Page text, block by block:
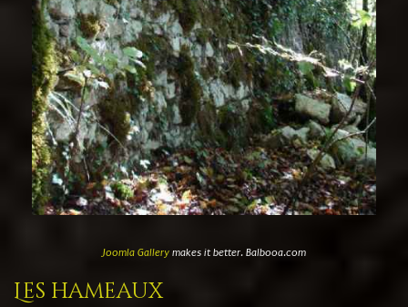
Joomla Gallerymakes it better. Balbooa.com
Les hameaux